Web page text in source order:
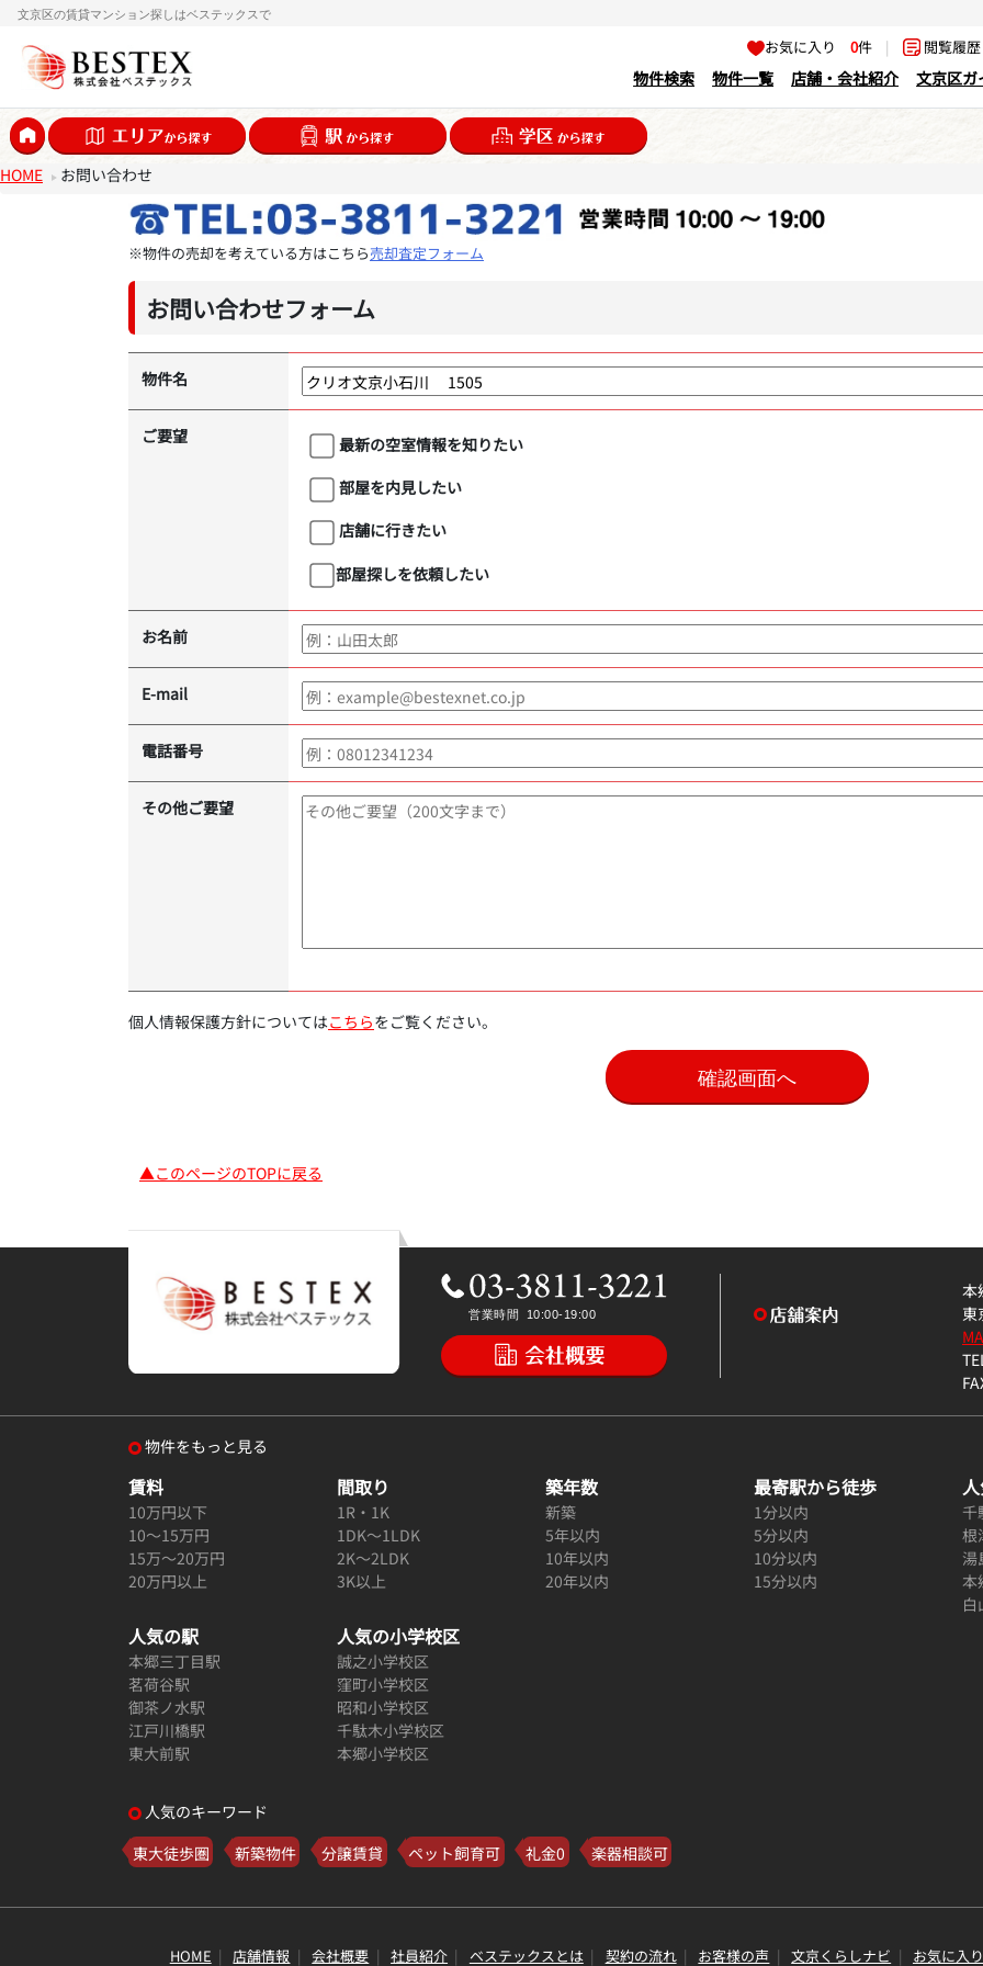
文京区の賃貸マンション探しはベステックスで
お気に入り0件 | 閲覧履
物件検索 物件一覧 店舗・会社紹介 文京区ガ
HOME お問い合わせ
※物件の売却を考えている方はこちら売却査定フォーム
お問い合わせフォーム
物件名
ご要望
最新の空室情報を知りたい
部屋を内見したい
店舗に行きたい
部屋探しを依頼したい
お名前
E-mail
電話番号
その他ご要望
個人情報保護方針についてはこちらをご覧ください。
▲このページのTOPに戻る
本
東
物件をもっと見る
賃料
10万円以下
10～15万円
15万～20万円
20万円以上
間取り
1R・1K
1DK～1LDK
2K～2LDK
3K以上
築年数
新築
5年以内
10年以内
20年以内
最寄駅から徒歩
1分以内
5分以内
10分以内
15分以内
千
根
湯
本
白
人気の駅
本郷三丁目駅
茗荷谷駅
御茶ノ水駅
江戸川橋駅
東大前駅
人気の小学校区
誠之小学校区
窪町小学校区
昭和小学校区
千駄木小学校区
本郷小学校区
人気のキーワード
東大徒歩圏
新築物件 分譲賃貸 ペット飼育可 礼金0 楽器相談可
HOME 店舗情報 会社概要 社員紹介 ベステックスとは 契約の流れ お客様の声 文京くらしナビ お気に入